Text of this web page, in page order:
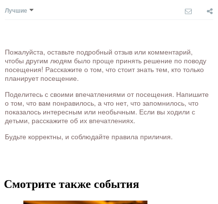
Лучшие
Пожалуйста, оставьте подробный отзыв или комментарий,
чтобы другим людям было проще принять решение по поводу
посещения! Расскажите о том, что стоит знать тем, кто только
планирует посещение.
Поделитесь с своими впечатлениями от посещения. Напишите
о том, что вам понравилось, а что нет, что запомнилось, что
показалось интересным или необычным. Если вы ходили с
детьми, расскажите об их впечатлениях.
Будьте корректны, и соблюдайте правила приличия.
Смотрите также события